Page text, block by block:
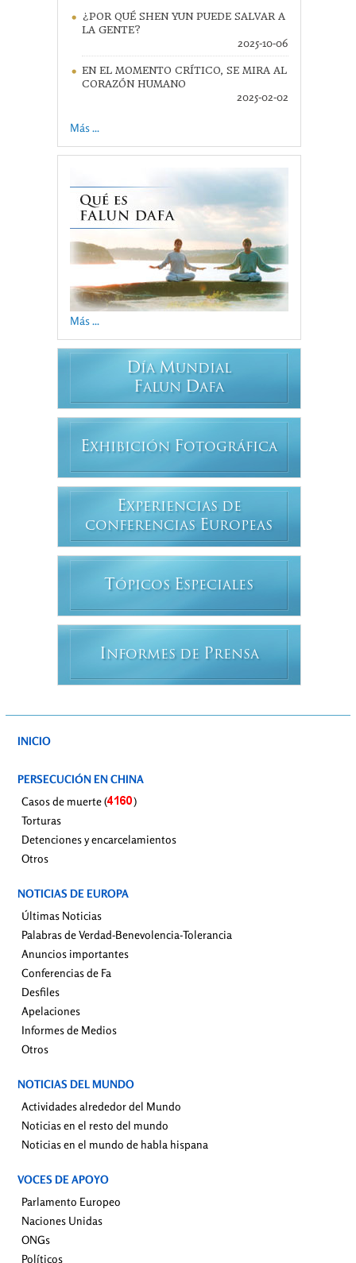
¿POR QUÉ SHEN YUN PUEDE SALVAR A
LA GENTE?
2025-10-06
EN EL MOMENTO CRÍTICO, SE MIRA AL
CORAZÓN HUMANO
2025-02-02
Más ...
Más ...
DÍA MUNDIAL
FALUN DAFA
EXHIBICIÓN FOTOGRÁFICA
EXPERIENCIAS DE
CONFERENCIAS EUROPEAS
T ÓPICOS ESPECIALES
INFORMES DE PRENSA
INICIO
PERSECUCIÓN EN CHINA
Casos de muerte (
)
Torturas
Detenciones y encarcelamientos
Otros
NOTICIAS DE EUROPA
Últimas Noticias
Palabras de Verdad-Benevolencia-Tolerancia
Anuncios importantes
Conferencias de Fa
Desfiles
Apelaciones
Informes de Medios
Otros
NOTICIAS DEL MUNDO
Actividades alrededor del Mundo
Noticias en el resto del mundo
Noticias en el mundo de habla hispana
VOCES DE APOYO
Parlamento Europeo
Naciones Unidas
ONGs
Políticos